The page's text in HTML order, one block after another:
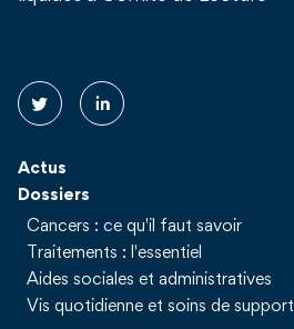
Actus
Dossiers
Cancers : ce qu'il faut savoir
Traitements : l'essentiel
Aides sociales et administratives
Vis quotidienne et soins de support